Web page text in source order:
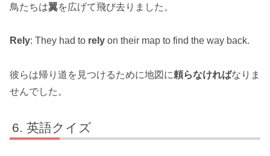
鳥たちは翼を広げて飛び去りました。
Rely: They had to rely on their map to find the way back.
彼らは帰り道を見つけるために地図に頼らなければなりま
せんでした。
英語クイズ